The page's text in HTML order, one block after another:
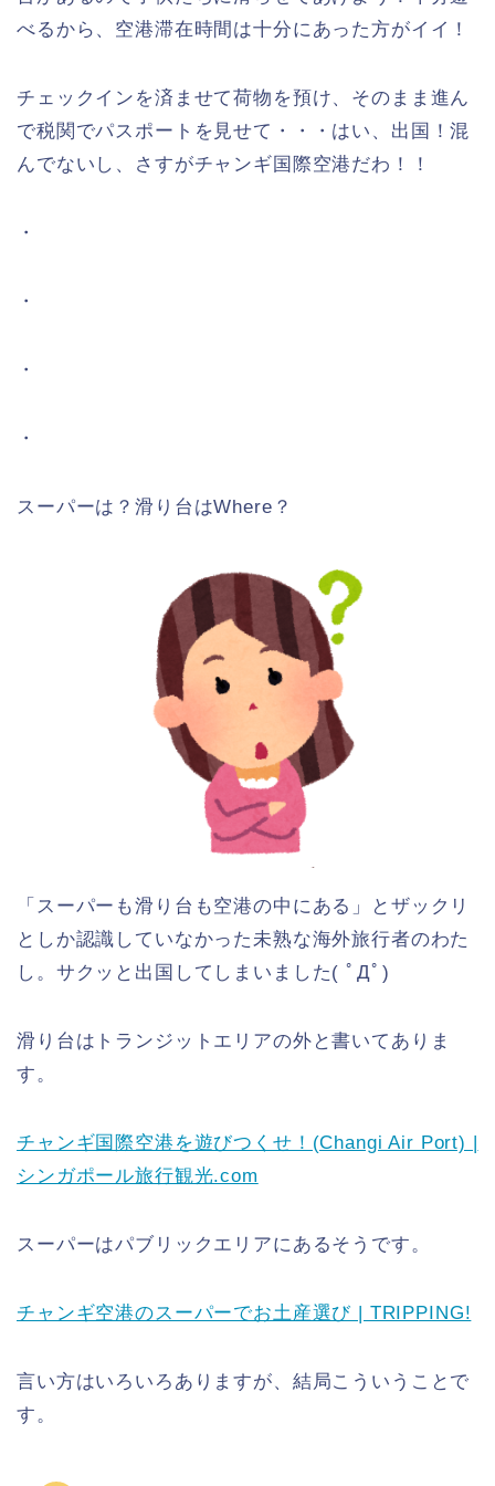
べるから、空港滞在時間は十分にあった方がイイ！
チェックインを済ませて荷物を預け、そのまま進ん
で税関でパスポートを見せて・・・はい、出国！混
んでないし、さすがチャンギ国際空港だわ！！
・
・
・
・
スーパーは？滑り台はWhere？
「スーパーも滑り台も空港の中にある」とザックリ
としか認識していなかった未熟な海外旅行者のわた
し。サクッと出国してしまいました( ﾟДﾟ)
滑り台はトランジットエリアの外と書いてありま
す。
チャンギ国際空港を遊びつくせ！(Changi Air Port) |
シンガポール旅行観光.com
スーパーはパブリックエリアにあるそうです。
チャンギ空港のスーパーでお土産選び | TRIPPING!
言い方はいろいろありますが、結局こういうことで
す。